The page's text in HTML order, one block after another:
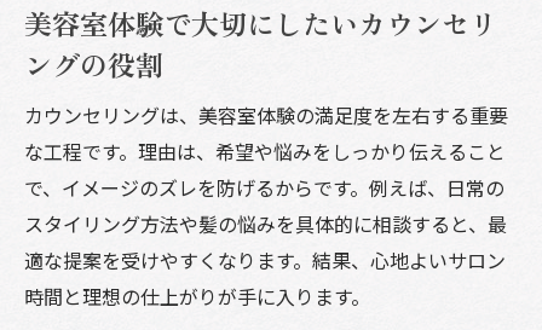
美容室体験で大切にしたいカウンセリ
ングの役割
カウンセリングは、美容室体験の満足度を左右する重要
な工程です。理由は、希望や悩みをしっかり伝えること
で、イメージのズレを防げるからです。例えば、日常の
スタイリング方法や髪の悩みを具体的に相談すると、最
適な提案を受けやすくなります。結果、心地よいサロン
時間と理想の仕上がりが手に入ります。